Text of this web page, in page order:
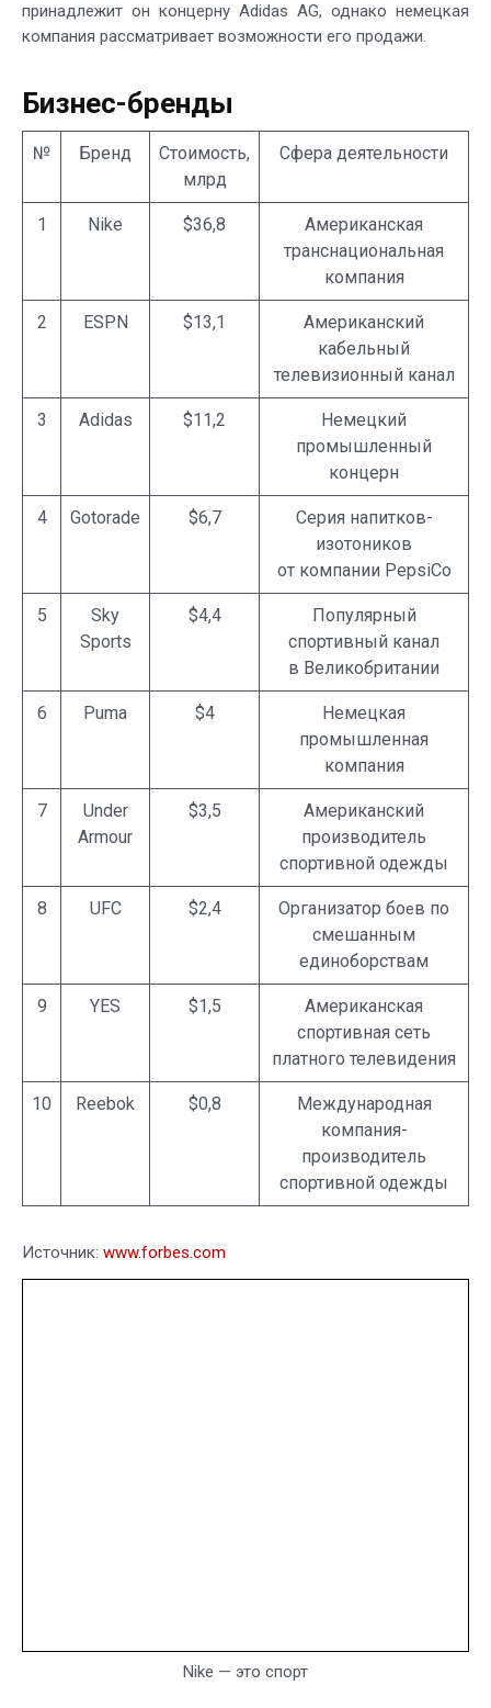
принадлежит он концерну Adidas AG, однако немецкая
компания рассматривает возможности его продажи.
Бизнес-бренды
№ Бренд
Стоимость,
млрд
Сфера деятельности
1 Nike $36,8
Американская
транснациональная
компания
2 ESPN $13,1
Американский
кабельный
телевизионный канал
3 Adidas $11,2
Немецкий
промышленный
концерн
4 Gotorade $6,7
Серия напитков-
изотоников
от компании PepsiCo
5
Sky
Sports
$4,4
Популярный
спортивный канал
в Великобритании
6 Puma $4
Немецкая
промышленная
компания
7
Under
Armour
$3,5
Американский
производитель
спортивной одежды
8 UFC $2,4 Организатор боев по
смешанным
единоборствам
9 YES $1,5
Американская
спортивная сеть
платного телевидения
10 Reebok $0,8
Международная
компания-
производитель
спортивной одежды
Источник: www.forbes.com
Nike — это спорт